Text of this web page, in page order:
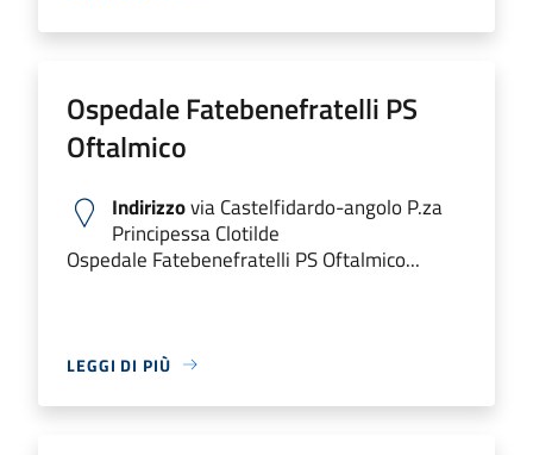
Ospedale Fatebenefratelli PS
Oftalmico
Indirizzovia Castelfidardo-angolo P.za
Principessa Clotilde
Ospedale Fatebenefratelli PS Oftalmico...
LEGGI DI PIÙ